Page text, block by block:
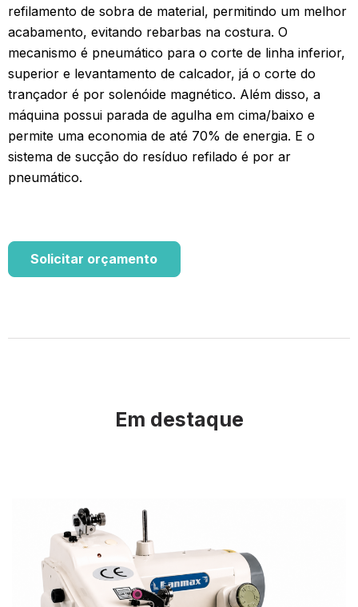
refilamento de sobra de material, permitindo um melhor
acabamento, evitando rebarbas na costura. O
mecanismo é pneumático para o corte de linha inferior,
superior e levantamento de calcador, já o corte do
trançador é por solenóide magnético. Além disso, a
máquina possui parada de agulha em cima/baixo e
permite uma economia de até 70% de energia. E o
sistema de sucção do resíduo refilado é por ar
pneumático.
Solicitar orçamento
Em destaque